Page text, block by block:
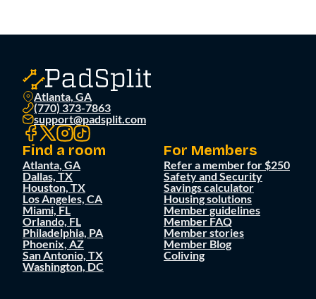
Atlanta, GA
(770) 373-7863
support@padsplit.com
Find a room
Atlanta, GA
Dallas, TX
Houston, TX
Los Angeles, CA
Miami, FL
Orlando, FL
Philadelphia, PA
Phoenix, AZ
San Antonio, TX
Washington, DC
For Members
Refer a member for $250
Safety and Security
Savings calculator
Housing solutions
Member guidelines
Member FAQ
Member stories
Member Blog
Coliving